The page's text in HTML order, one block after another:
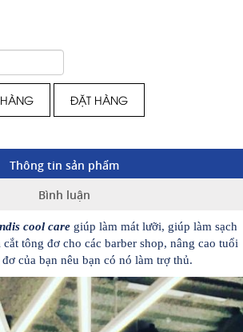
ĐẶT HÀNG
Thông tin sản phẩm
Bình luận
cool care giúp làm mát lưỡi, giúp làm sạch
tông đơ cho các barber shop, nâng cao tuổi
của bạn nêu bạn có nó làm trợ thủ.